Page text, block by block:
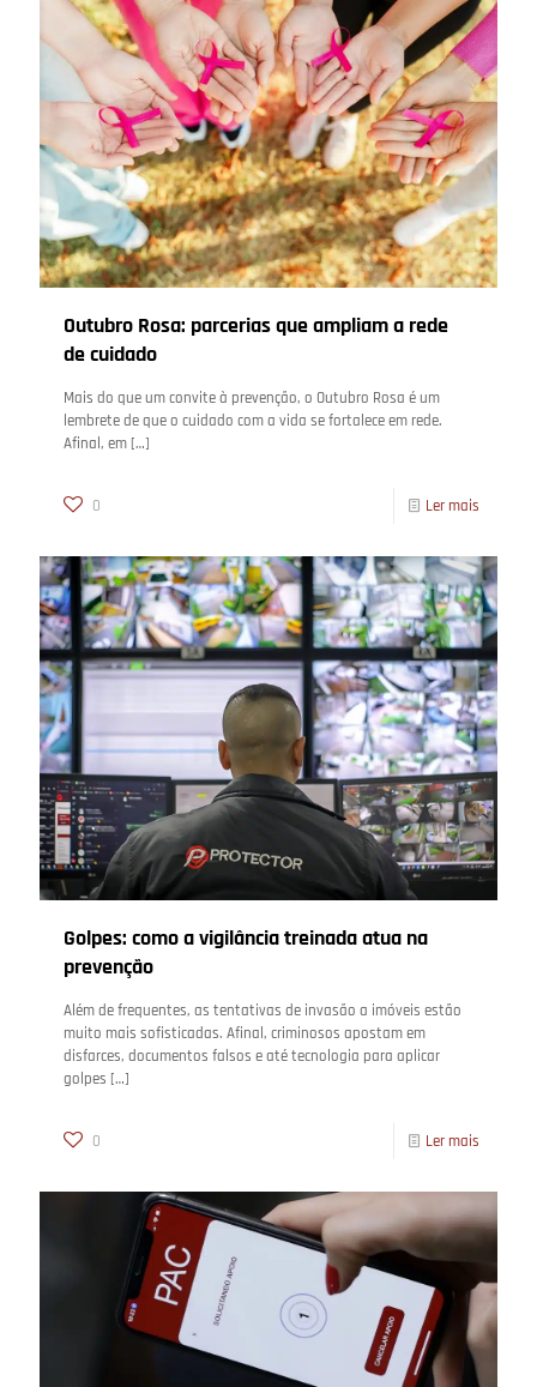
Outubro Rosa: parcerias que ampliam a rede
de cuidado
Mais do que um convite à prevenção, o Outubro Rosa é um
lembrete de que o cuidado com a vida se fortalece em rede.
Afinal, em […]
0 Ler mais
Golpes: como a vigilância treinada atua na
prevenção
Além de frequentes, as tentativas de invasão a imóveis estão
muito mais sofisticadas. Afinal, criminosos apostam em
disfarces, documentos falsos e até tecnologia para aplicar
golpes […]
0 Ler mais